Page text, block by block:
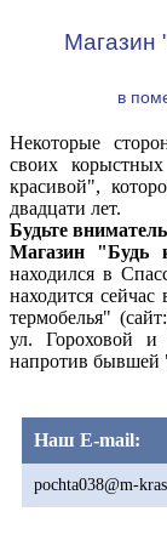
Магазин
в
Некоторые
своих
красивой",
двадцати лет.
Будьте
Магазин "Будь
находился в
находится
термобелья" (сайт:
ул. Гороховой и
напротив
Наш E-mail:
pochta038@m-